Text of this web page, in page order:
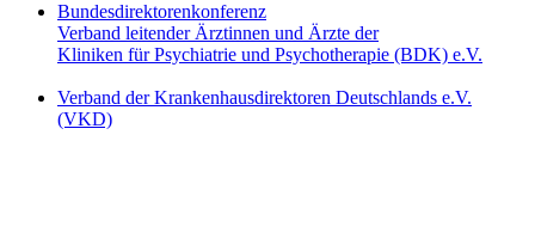
Bundesdirektorenkonferenz
Verband leitender Ärztinnen und Ärzte der
Kliniken für Psychiatrie und Psychotherapie (BDK) e.V.
Verband der Krankenhausdirektoren Deutschlands e.V.
(VKD)